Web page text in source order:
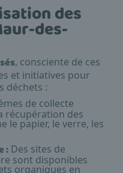
des
des-
, consciente de ces
et initiatives pour
déchets :
de collecte
récupération des
le papier, le verre, les
: Des sites de
sont disponibles
organiques en